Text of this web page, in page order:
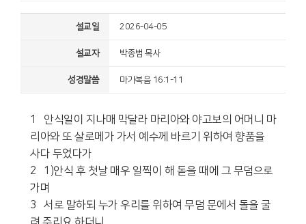
설교일 2026-04-05
설교자 박종범 목사
성경말씀 마가복음 16:1-11
1 안식일이 지나매 막달라 마리아와 야고보의 어머니 마
리아와 또 살로메가 가서 예수께 바르기 위하여 향품을
사다 두었다가
2 1)안식 후 첫날 매우 일찍이 해 돋을 때에 그 무덤으로
가며
3 서로 말하되 누가 우리를 위하여 무덤 문에서 돌을 굴